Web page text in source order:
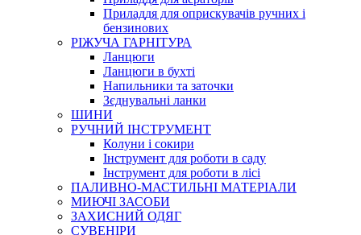
Приладдя для оприскувачів ручних і
бензинових
РІЖУЧА ГАРНІТУРА
Ланцюги
Ланцюги в бухті
Напильники та заточки
Зєднувальні ланки
ШИНИ
РУЧНИЙ ІНСТРУМЕНТ
Колуни і сокири
Інструмент для роботи в саду
Інструмент для роботи в лісі
ПАЛИВНО-МАСТИЛЬНІ МАТЕРІАЛИ
МИЮЧІ ЗАСОБИ
ЗАХИСНИЙ ОДЯГ
СУВЕНІРИ